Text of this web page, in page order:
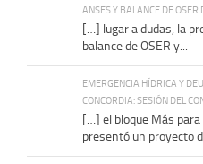
ANSES Y BALANCE DE OSER
[…] lugar a dudas, la
balance de OSER y...
EMERGENCIA HÍDRICA Y
CONCORDIA: SESIÓN DEL
[…] el bloque Más
presentó un proyecto